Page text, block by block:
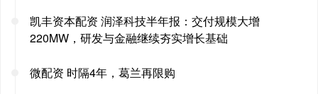
凯丰资本配资 润泽科技半年报：交付规模大增
220MW，研发与金融继续夯实增长基础
微配资 时隔4年，葛兰再限购